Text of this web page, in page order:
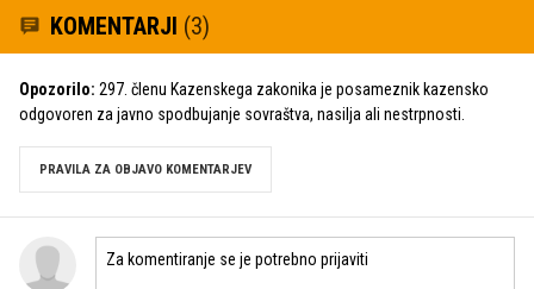
KOMENTARJI (3)
Opozorilo: 297. členu Kazenskega zakonika je posameznik kazensko
odgovoren za javno spodbujanje sovraštva, nasilja ali nestrpnosti.
PRAVILA ZA OBJAVO KOMENTARJEV